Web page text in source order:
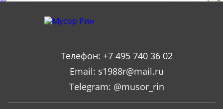
Телефон: +7 495 740 36 02
Email: s1988r@mail.ru
Telegram: @musor_rin